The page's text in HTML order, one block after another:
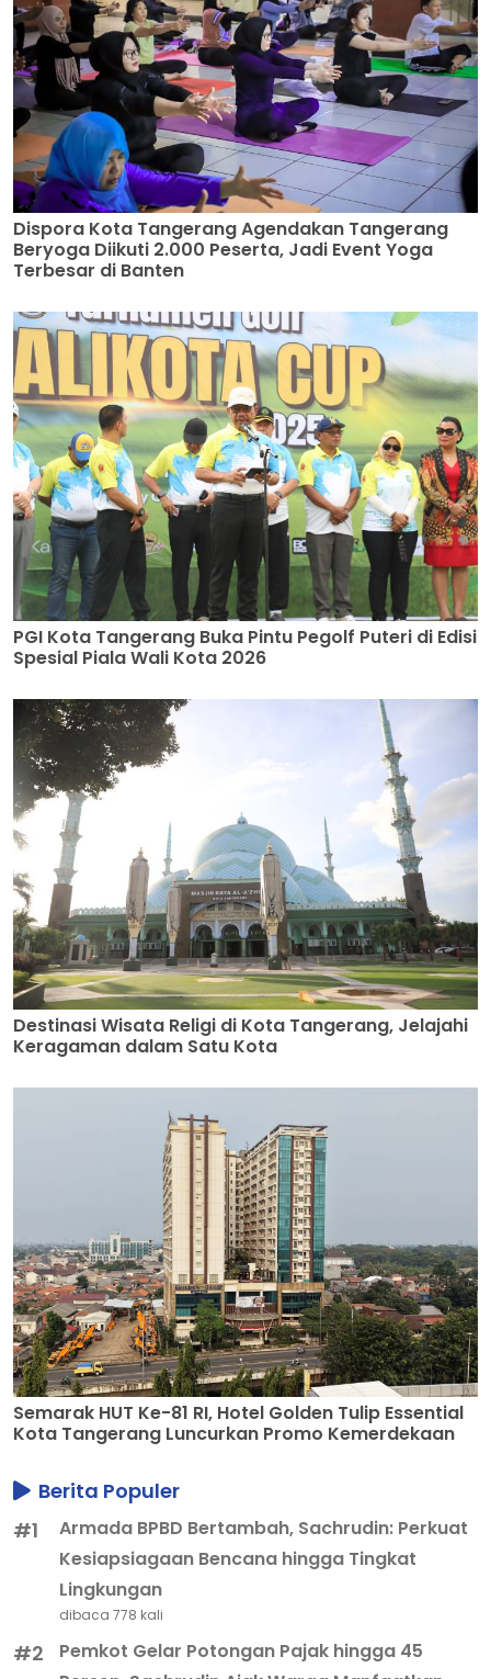
Dispora Kota Tangerang Agendakan Tangerang
Beryoga Diikuti 2.000 Peserta, Jadi Event Yoga
Terbesar di Banten
PGI Kota Tangerang Buka Pintu Pegolf Puteri di Edisi
Spesial Piala Wali Kota 2026
Destinasi Wisata Religi di Kota Tangerang, Jelajahi
Keragaman dalam Satu Kota
Semarak HUT Ke-81 RI, Hotel Golden Tulip Essential
Kota Tangerang Luncurkan Promo Kemerdekaan
Berita Populer
#1
Armada BPBD Bertambah, Sachrudin: Perkuat
Kesiapsiagaan Bencana hingga Tingkat
Lingkungan
dibaca 778 kali
#2
Pemkot Gelar Potongan Pajak hingga 45